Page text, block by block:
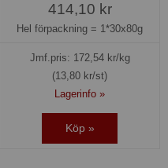
414,10 kr
Hel förpackning = 1*30x80g
Jmf.pris: 172,54kr/kg
(13,80 kr/st)
Lagerinfo »
Köp »